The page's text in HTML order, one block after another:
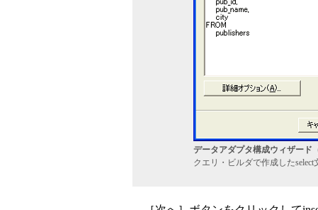
データアダプタ構成ウィザード（
クエリ・ビルダで作成したselect